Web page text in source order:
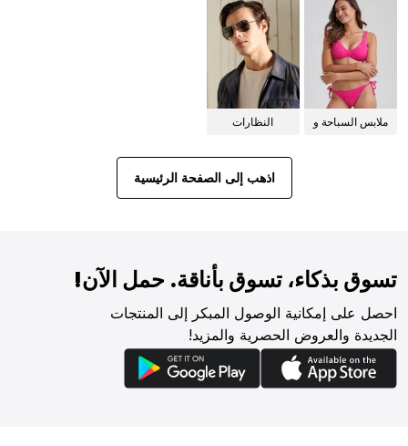
ملابس السباحة و
النظارات
اذهب إلى الصفحة الرئيسية
تسوق بذكاء، تسوق بأناقة. حمل الآن!
احصل على إمكانية الوصول المبكر إلى المنتجات
الجديدة والعروض الحصرية والمزيد!